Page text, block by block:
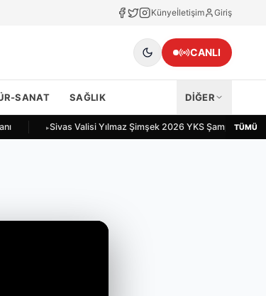
Künyeİletişim Giriş
CANLI
SANAT SAĞLIK DİĞER
Sivas Valisi Yılmaz Şimşek 2026 YKS Şampiyonlarını
TÜMÜ